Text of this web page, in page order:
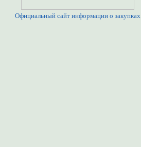
Официальный сайт информации о закупках